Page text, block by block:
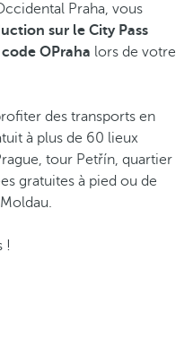
Praha, vous
sur le City Pass
code OPraha lors de votre
des transports en
à plus de 60 lieux
tour Petřín, quartier
gratuites à pied ou de
!